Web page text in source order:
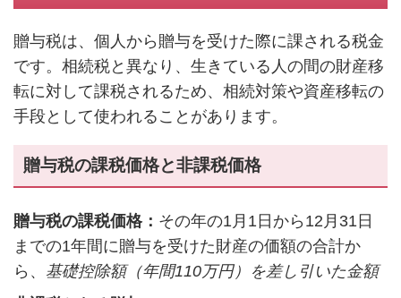
贈与税は、個人から贈与を受けた際に課される税金
です。相続税と異なり、生きている人の間の財産移
転に対して課税されるため、相続対策や資産移転の
手段として使われることがあります。
贈与税の課税価格と非課税価格
贈与税の課税価格： その年の1月1日から12月31日
までの1年間に贈与を受けた財産の価額の合計か
ら、 基礎控除額（年間110万円）を差し引いた金額